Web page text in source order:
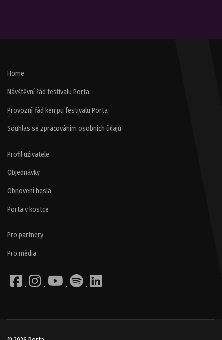
Home
Návštěvní řád festivalu Porta
Provozní řád kempu festivalu Porta
Souhlas se zpracováním osobních údajů
Profil uživatele
Objednávky
Obnovení hesla
Porta v kostce
Pro partnery
Pro média